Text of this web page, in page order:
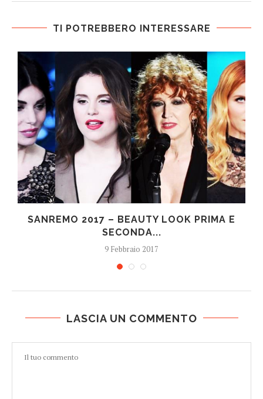
TI POTREBBERO INTERESSARE
SANREMO 2017 – BEAUTY LOOK PRIMA E
SECONDA...
9 Febbraio 2017
LASCIA UN COMMENTO